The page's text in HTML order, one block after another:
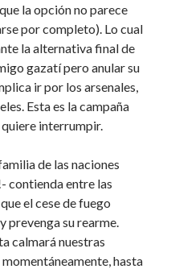
la opción no parece
por completo). Lo cual
la alternativa final de
gazatí pero anular su
ir por los arsenales,
Esta es la campaña
interrumpir.
de las naciones
contienda entre las
el cese de fuego
prevenga su rearme.
calmará nuestras
hasta